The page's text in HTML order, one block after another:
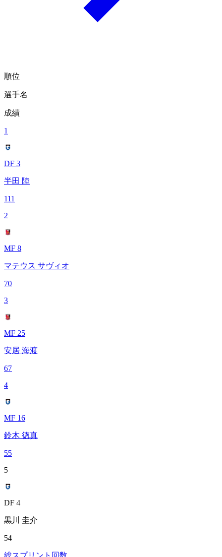
順位
選手名
成績
1
DF 3
半田 陸
111
2
MF 8
マテウス サヴィオ
70
3
MF 25
安居 海渡
67
4
MF 16
鈴木 徳真
55
5
DF 4
黒川 圭介
54